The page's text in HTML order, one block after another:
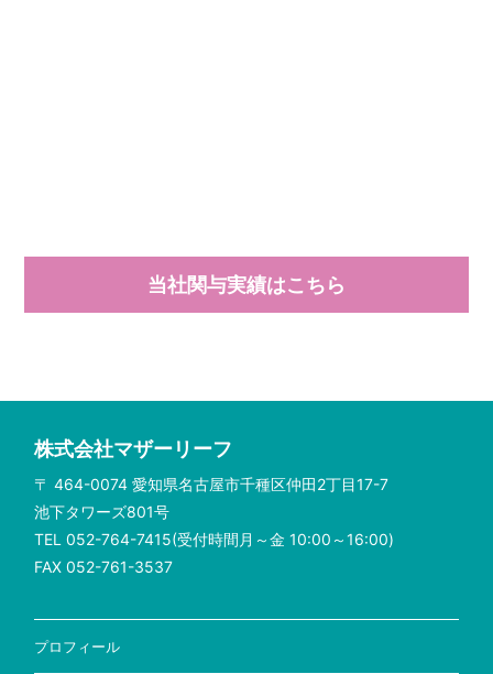
当社関与実績はこちら
株式会社マザーリーフ
〒 464-0074 愛知県名古屋市千種区仲田2丁目17-7
池下タワーズ801号
TEL 052-764-7415(受付時間月～金 10:00～16:00)
FAX 052-761-3537
プロフィール